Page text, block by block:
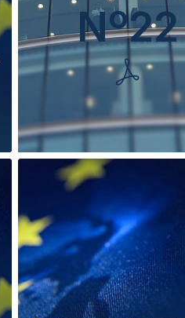
Nº22